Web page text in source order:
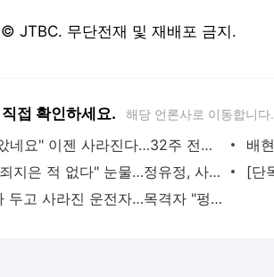
JTBC. 무단전재 및 재배포 금지.
접 확인하세요. 해당 언론사로 이동합니다.
"엄마 닮았네요" 이젠 사라진다…32주 전에도 태아 성별 고지
"23년간 죄지은 적 없다" 눈물…정유정, 사형 구형에 선처 호소
불타는 차 두고 사라진 운전자…목격자 "펑 소리 들렸다"